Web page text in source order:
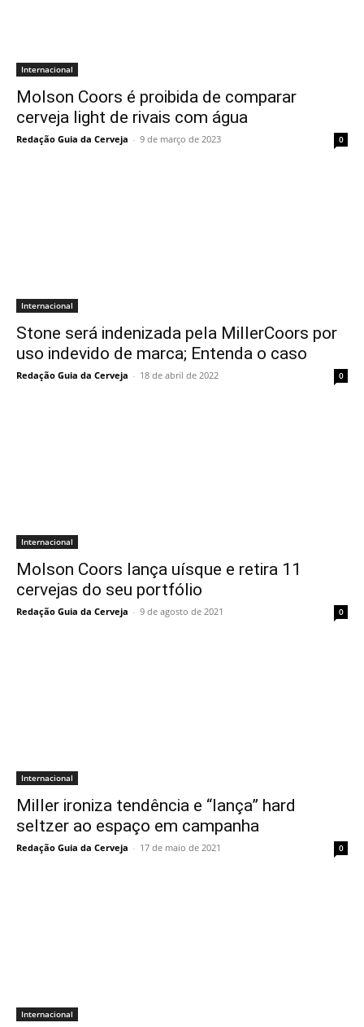
Internacional
Molson Coors é proibida de comparar
cerveja light de rivais com água
Redação Guia da Cerveja - 9 de março de 2023 0
Internacional
Stone será indenizada pela MillerCoors por
uso indevido de marca; Entenda o caso
Redação Guia da Cerveja - 18 de abril de 2022 0
Internacional
Molson Coors lança uísque e retira 11
cervejas do seu portfólio
Redação Guia da Cerveja - 9 de agosto de 2021 0
Internacional
Miller ironiza tendência e “lança” hard
seltzer ao espaço em campanha
Redação Guia da Cerveja - 17 de maio de 2021 0
Internacional